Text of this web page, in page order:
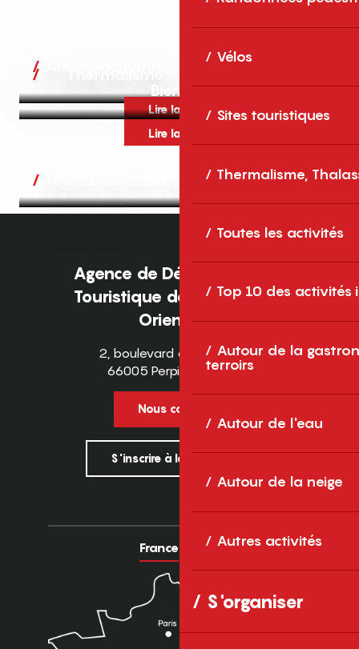
Vélos
Sites touristiques
Thermalisme,
Toutes les activités
Top 10 des activités
Autour de la
terroirs
Autour de l'eau
Autour de la neige
Autres activités
S'organiser
Lire la suite
Bien-être
Lire la suite
Agence de Développement
Touristique des Pyrénées-
Orientales
2, boulevard des Pyrénées
66005 Perpignan Cedex
Nous contacter
S'inscrire à la newsletter
France Europe